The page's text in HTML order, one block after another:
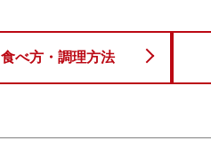
食べ方・調理方法